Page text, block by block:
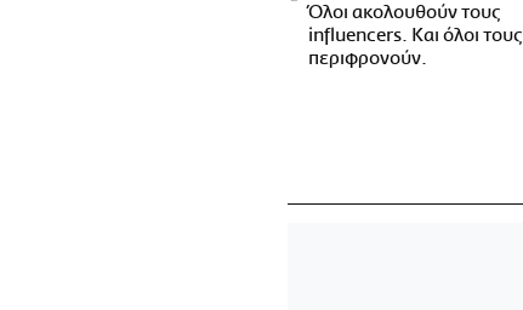
Όλοι ακολουθούν τους
influencers. Και όλοι τους
περιφρονούν.